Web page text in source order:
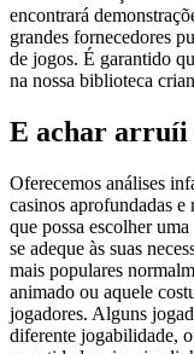
encontrará
grandes fornecedores
de jogos. É garantido
na nossa biblioteca
E achar arruíi
Oferecemos análises
casinos aprofundadas e
que possa escolher
se adeque às suas
mais populares
animado ou aquele
jogadores. Alguns
diferente jogabilidade,